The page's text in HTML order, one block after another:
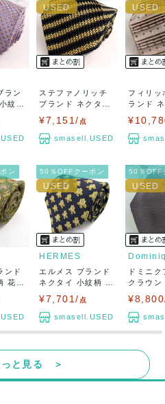
ラン
紋柄
ステファノリッチ
ブランド ネクタイ
¥7,151/ 点
smasell.USED
フィリッ
ランド
ン
ンド
花柄
50％OFFクーポン
HERMES
エルメス ブランド
ネクタイ 小紋柄 花
¥7,701/ 点
smasell.USED
50％OFF
ドミニ
クラウン
っと見る ＞